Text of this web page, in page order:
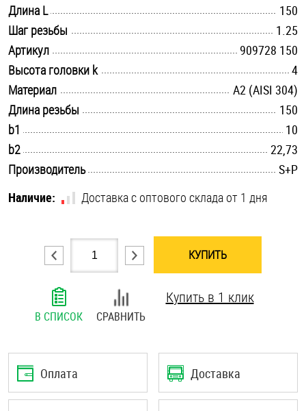
Стопорные кольца
Такелаж
Хомуты
Шпильки
Шплинты
Длина L
150
Шаг резьбы
1.25
Артикул
909728 150
Высота головки k
4
Материал
А2 (AISI 304)
Длина резьбы
150
b1
10
b2
22,73
Производитель
S+P
Наличие:
Доставка с оптового склада от 1 дня
КУПИТЬ
В СПИСОК СРАВНИТЬ
Купить в 1 клик
Оплата Доставка